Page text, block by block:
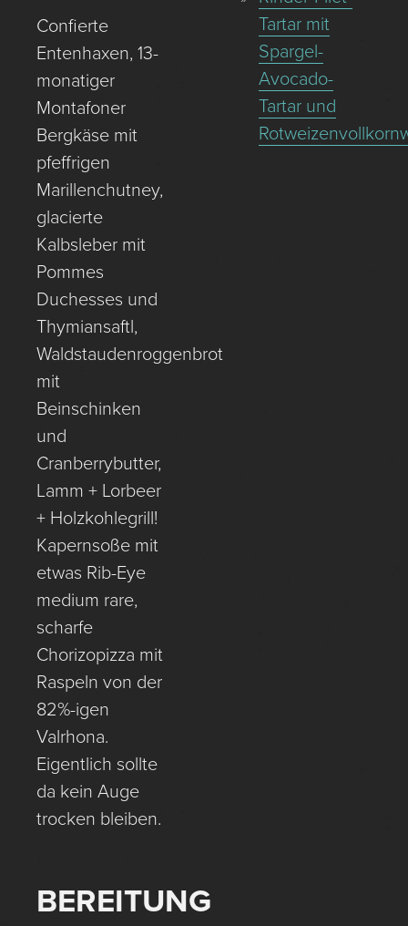
Confierte
Entenhaxen, 13-
monatiger
Montafoner
Bergkäse mit
pfeffrigen
Marillenchutney,
glacierte
Kalbsleber mit
Pommes
Duchesses und
Thymiansaftl,
Waldstaudenroggenbrot
mit
Beinschinken
und
Cranberrybutter,
Lamm + Lorbeer
+ Holzkohlegrill!
Kapernsoße mit
etwas Rib-Eye
medium rare,
scharfe
Chorizopizza mit
Raspeln von der
82%-igen
Valrhona.
Eigentlich sollte
da kein Auge
trocken bleiben.
BEREITUNG
Tartar mit
Spargel-
Avocado-
Tartar und